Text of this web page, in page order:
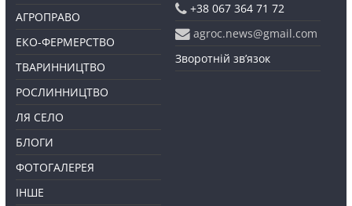
АГРОПРАВО
ЕКО-ФЕРМЕРСТВО
ТВАРИННИЦТВО
РОСЛИННИЦТВО
ЛЯ СЕЛО
БЛОГИ
ФОТОГАЛЕРЕЯ
ІНШЕ
+38 067 364 71 72
agroc.news@gmail.com
Зворотній зв’язок